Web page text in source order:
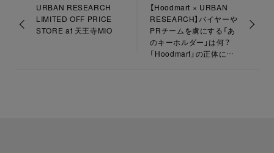
URBAN RESEARCH
LIMITED OFF PRICE
STORE at 天王寺MIO
【Hoodmart × URBAN
RESEARCH】バイヤーや
PRチームを虜にする「あ
のキーホルダー」は何？
「Hoodmart」の正体に迫